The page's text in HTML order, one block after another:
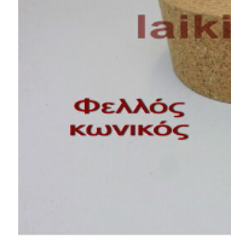
Υπενθύμιση κωδικού
Χάσατε τον κωδικό σας ?